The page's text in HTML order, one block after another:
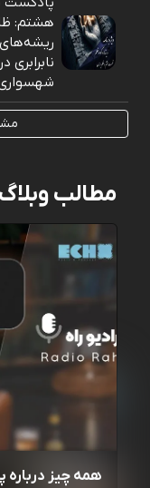
هشتم:
نابرابری
مطالب وبلاگ